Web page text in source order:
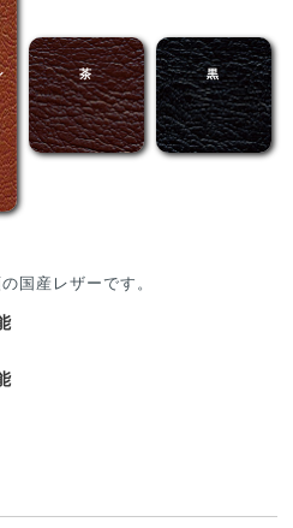
茶 黒
国産レザーです。